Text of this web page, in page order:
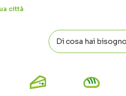
città